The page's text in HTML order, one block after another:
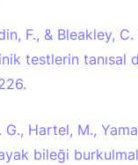
F., & Bleakley,
testlerin
Hartel, M.,
bileği